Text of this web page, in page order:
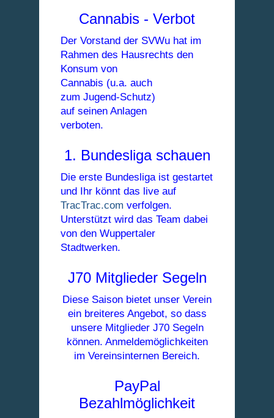
Cannabis - Verbot
Der Vorstand der SVWu hat im
Rahmen des Hausrechts den
Konsum von
Cannabis (u.a. auch
zum Jugend-Schutz)
auf seinen Anlagen
verboten.
1. Bundesliga schauen
Die erste Bundesliga ist gestartet
und Ihr könnt das live auf
TracTrac.com verfolgen.
Unterstützt wird das Team dabei
von den Wuppertaler
Stadtwerken.
J70 Mitglieder Segeln
Diese Saison bietet unser Verein
ein breiteres Angebot, so dass
unsere Mitglieder J70 Segeln
können. Anmeldemöglichkeiten
im Vereinsinternen Bereich.
PayPal
Bezahlmöglichkeit